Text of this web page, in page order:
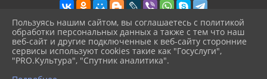
2026 г. sanchcks.ru
Вход
Карта сайта
Политика обработки персональных данных
Пользуясь нашим сайтом, вы соглашаетесь с политикой
обработки персональных данных а также с тем что наш
веб-сайт и другие подключенные к веб-сайту сторонние
сервисы используют cookies такие как "Госуслуги",
"PRO.Культура", "Спутник аналитика".